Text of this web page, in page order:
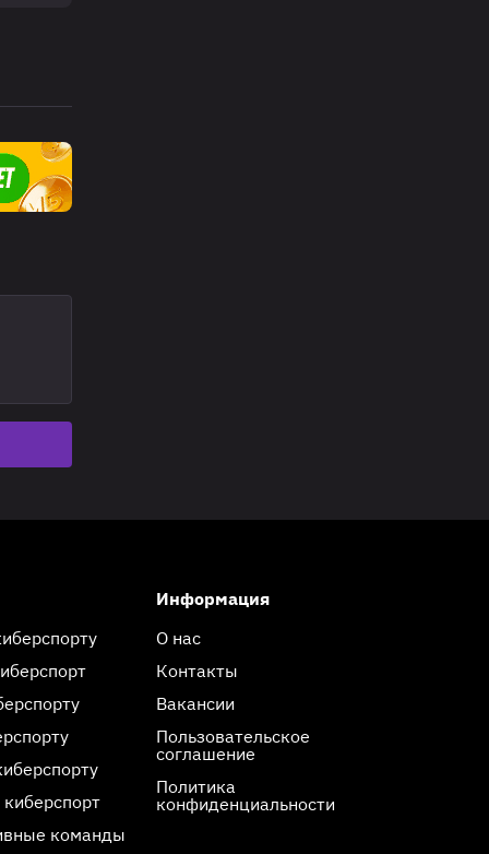
команды
Информация
О нас
Контакты
Вакансии
Пользовательское
соглашение
Политика
конфиденциальности